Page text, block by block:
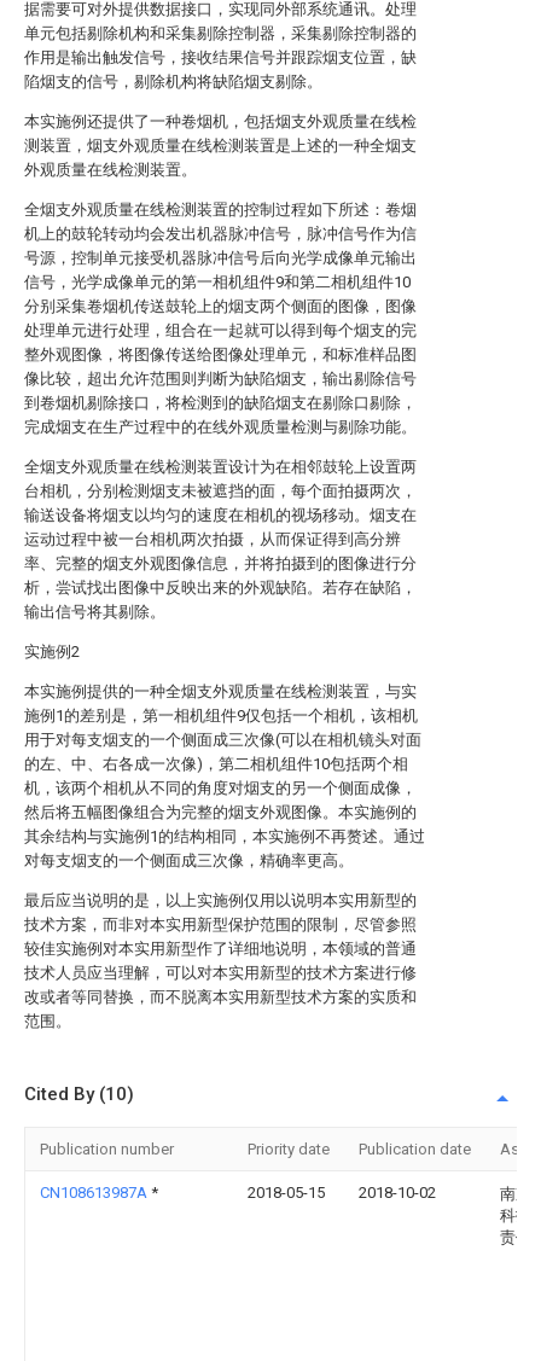
据需要可对外提供数据接口，实现同外部系统通讯。处理
单元包括剔除机构和采集剔除控制器，采集剔除控制器的
作用是输出触发信号，接收结果信号并跟踪烟支位置，缺
陷烟支的信号，剔除机构将缺陷烟支剔除。
本实施例还提供了一种卷烟机，包括烟支外观质量在线检
测装置，烟支外观质量在线检测装置是上述的一种全烟支
外观质量在线检测装置。
全烟支外观质量在线检测装置的控制过程如下所述：卷烟
机上的鼓轮转动均会发出机器脉冲信号，脉冲信号作为信
号源，控制单元接受机器脉冲信号后向光学成像单元输出
信号，光学成像单元的第一相机组件9和第二相机组件10
分别采集卷烟机传送鼓轮上的烟支两个侧面的图像，图像
处理单元进行处理，组合在一起就可以得到每个烟支的完
整外观图像，将图像传送给图像处理单元，和标准样品图
像比较，超出允许范围则判断为缺陷烟支，输出剔除信号
到卷烟机剔除接口，将检测到的缺陷烟支在剔除口剔除，
完成烟支在生产过程中的在线外观质量检测与剔除功能。
全烟支外观质量在线检测装置设计为在相邻鼓轮上设置两
台相机，分别检测烟支未被遮挡的面，每个面拍摄两次，
输送设备将烟支以均匀的速度在相机的视场移动。烟支在
运动过程中被一台相机两次拍摄，从而保证得到高分辨
率、完整的烟支外观图像信息，并将拍摄到的图像进行分
析，尝试找出图像中反映出来的外观缺陷。若存在缺陷，
输出信号将其剔除。
实施例2
本实施例提供的一种全烟支外观质量在线检测装置，与实
施例1的差别是，第一相机组件9仅包括一个相机，该相机
用于对每支烟支的一个侧面成三次像(可以在相机镜头对面
的左、中、右各成一次像)，第二相机组件10包括两个相
机，该两个相机从不同的角度对烟支的另一个侧面成像，
然后将五幅图像组合为完整的烟支外观图像。本实施例的
其余结构与实施例1的结构相同，本实施例不再赘述。通过
对每支烟支的一个侧面成三次像，精确率更高。
最后应当说明的是，以上实施例仅用以说明本实用新型的
技术方案，而非对本实用新型保护范围的限制，尽管参照
较佳实施例对本实用新型作了详细地说明，本领域的普通
技术人员应当理解，可以对本实用新型的技术方案进行修
改或者等同替换，而不脱离本实用新型技术方案的实质和
范围。
Cited By (10)
Publication number Priority date Publication date
CN108613987A * 2018-05-15 2018-10-02
南京
科技
责任